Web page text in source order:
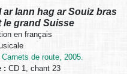
ar Iann hag ar Souiz bras
le grand Suisse
en français
de route, 2005.
: CD 1, chant 23